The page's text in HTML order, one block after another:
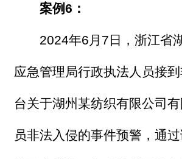
案例6：
2024年6月7日，浙江省
应急管理局行政执法人员接
台关于湖州某纺织有限公司
员非法入侵的事件预警，通